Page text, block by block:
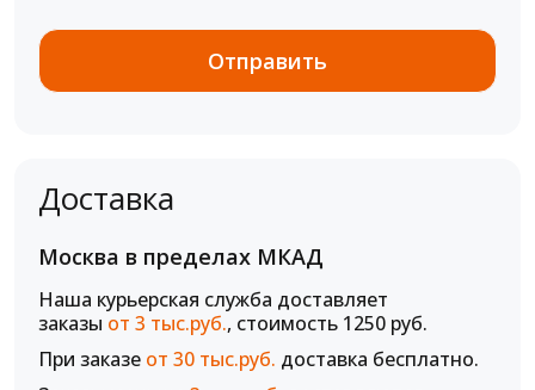
Доставка
Москва в пределах МКАД
Наша курьерская служба доставляет
заказы от 3 тыс.руб., стоимость 1250 руб.
При заказе от 30 тыс.руб. доставка бесплатно.